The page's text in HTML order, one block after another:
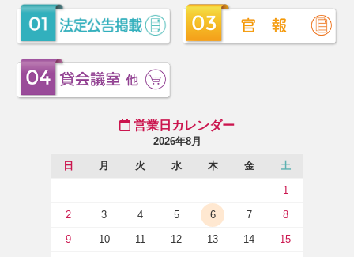
営業日カレンダー
2026年8月
日 月 火 水 木 金 土
1
2 3 4 5 6 7 8
9 10 11 12 13 14 15